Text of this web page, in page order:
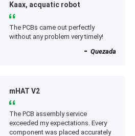
Kaax, acquatic robot
The PCBs came out perfectly
without any problem very timely!
Quezada
mHAT V2
The PCB assembly service
exceeded my expectations. Every
component was placed accurately